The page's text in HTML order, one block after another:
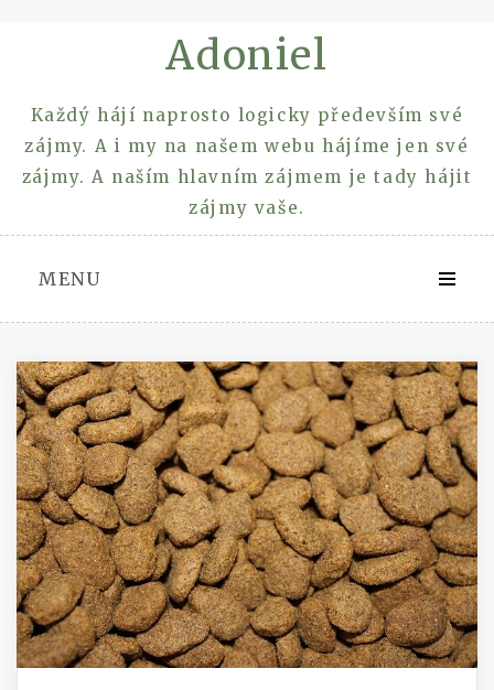
Adoniel
Každý hájí naprosto logicky především své
zájmy. A i my na našem webu hájíme jen své
zájmy. A naším hlavním zájmem je tady hájit
zájmy vaše.
MENU